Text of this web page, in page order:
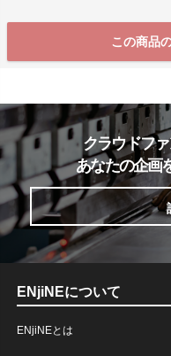
この商品
クラウドファ
あなたの企画
ENjiNEについて
ENjiNEとは